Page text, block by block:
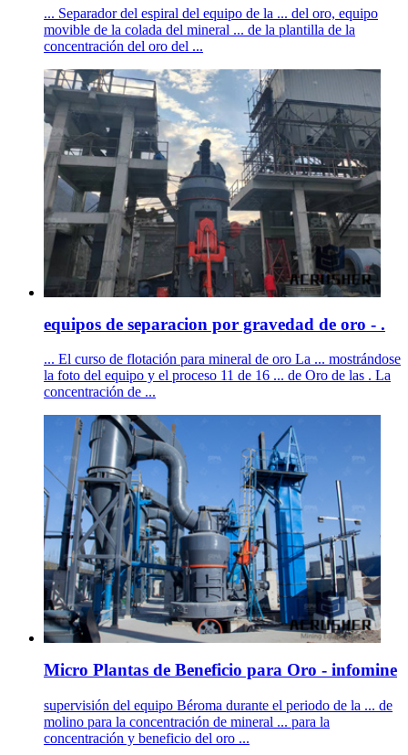
... Separador del espiral del equipo de la ... del oro, equipo
movible de la colada del mineral ... de la plantilla de la
concentración del oro del ...
equipos de separacion por gravedad de oro - .
... El curso de flotación para mineral de oro La ... mostrándose
la foto del equipo y el proceso 11 de 16 ... de Oro de las . La
concentración de ...
Micro Plantas de Beneficio para Oro - infomine
supervisión del equipo Béroma durante el periodo de la ... de
molino para la concentración de mineral ... para la
concentración y beneficio del oro ...